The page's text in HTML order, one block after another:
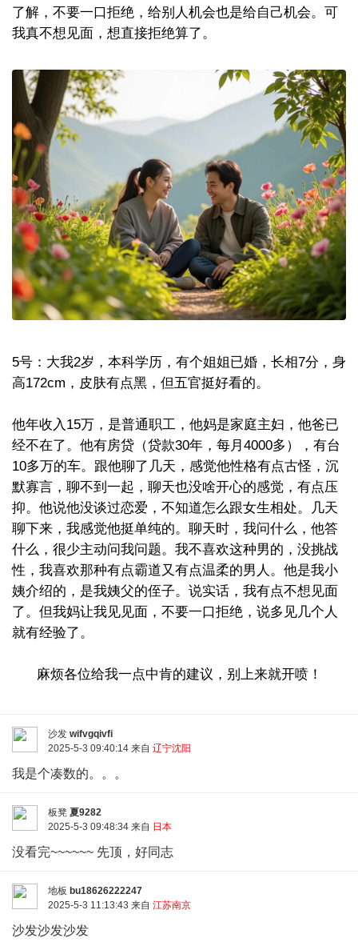
了解，不要一口拒绝，给别人机会也是给自己机会。可
我真不想见面，想直接拒绝算了。
5号：大我2岁，本科学历，有个姐姐已婚，长相7分，身
高172cm，皮肤有点黑，但五官挺好看的。
他年收入15万，是普通职工，他妈是家庭主妇，他爸已
经不在了。他有房贷（贷款30年，每月4000多），有台
10多万的车。跟他聊了几天，感觉他性格有点古怪，沉
默寡言，聊不到一起，聊天也没啥开心的感觉，有点压
抑。他说他没谈过恋爱，不知道怎么跟女生相处。几天
聊下来，我感觉他挺单纯的。聊天时，我问什么，他答
什么，很少主动问我问题。我不喜欢这种男的，没挑战
性，我喜欢那种有点霸道又有点温柔的男人。他是我小
姨介绍的，是我姨父的侄子。说实话，我有点不想见面
了。但我妈让我见见面，不要一口拒绝，说多见几个人
就有经验了。
麻烦各位给我一点中肯的建议，别上来就开喷！
沙发 wifvgqivfi
2025-5-3 09:40:14 来自 辽宁沈阳
我是个凑数的。。。
板凳 夏9282
2025-5-3 09:48:34 来自 日本
没看完~~~~~~ 先顶，好同志
地板 bu18626222247
2025-5-3 11:13:43 来自 江苏南京
沙发沙发沙发